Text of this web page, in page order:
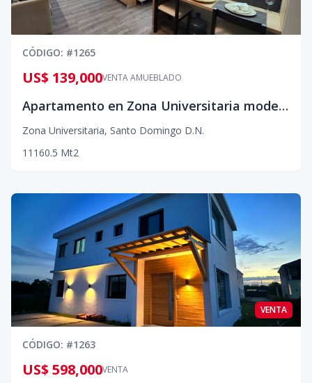
CÓDIGO: #1265
VENTA AMUEBLADO
US$ 139,000
Apartamento en Zona Universitaria moderno
Zona Universitaria, Santo Domingo D.N.
1 1 160.5 Mt2
VENTA
CÓDIGO: #1263
VENTA
US$ 598,000